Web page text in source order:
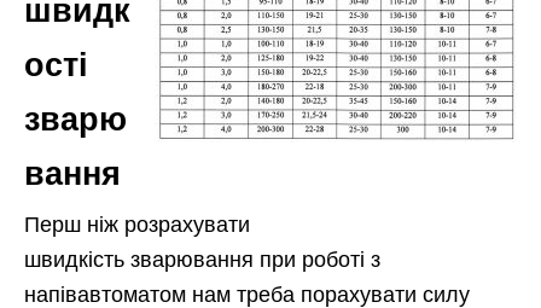
швидк
ості
зварю
вання
Перш ніж розрахувати
швидкість зварювання при роботі з
напівавтоматом нам треба порахувати силу